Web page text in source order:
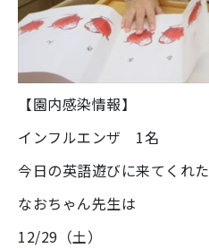
【園内感染情報】
インフルエンザ 1名
今日の英語遊びに来てくれた
なおちゃん先生は
12/29（土）